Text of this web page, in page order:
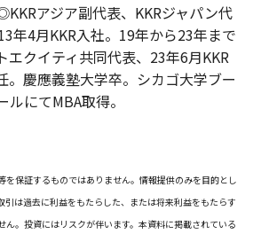
アジア副代表、KKRジャパン代
年4月KKR入社。19年から23年まで
エクイティ共同代表、23年6月KKR
。慶應義塾大学卒。シカゴ大学ブー
にてMBA取得。
を保証するものではありません。情報提供のみを目的とし
引は過去に利益をもたらした、または将来利益をもたらす
ん。投資にはリスクが伴います。本資料に掲載されている